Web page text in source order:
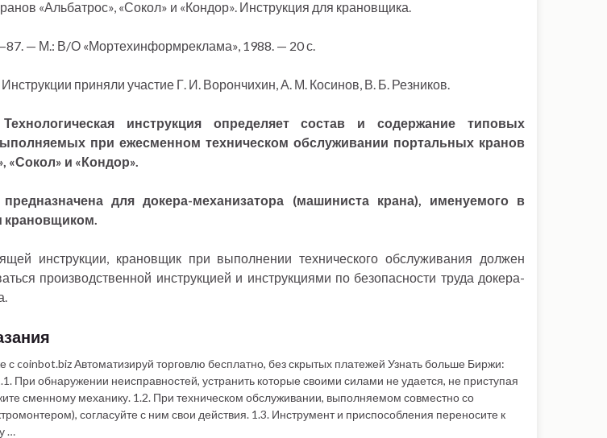
«Альбатрос», «Сокол» и «Кондор». Инструкция для крановщика.
— М.: В/О «Мортехинформреклама», 1988. — 20 с.
приняли участие Г. И. Ворончихин, А. М. Косинов, В. Б. Резников.
инструкция определяет состав и содержание типовых
при ежесменном техническом обслуживании портальных кранов
«Сокол» и «Кондор».
предназначена для докера-механизатора (машиниста крана), именуемого в
крановщиком.
инструкции, крановщик при выполнении технического обслуживания должен
производственной инструкцией и инструкциями по безопасности труда докера-
с coinbot.biz Автоматизируй торговлю бесплатно, без скрытых платежей Узнать больше Биржи:
При обнаружении неисправностей, устранить которые своими силами не удается, не приступая
сменному механику. 1.2. При техническом обслуживании, выполняемом совместно со
согласуйте с ним свои действия. 1.3. Инструмент и приспособления переносите к
…